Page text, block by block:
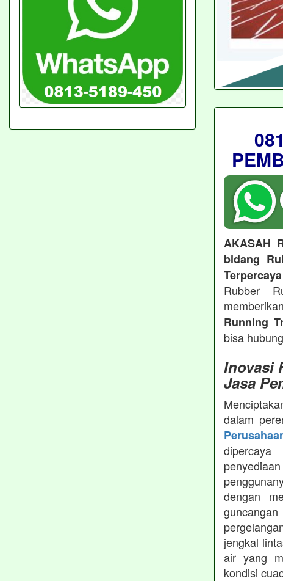
AKASAH
bidang
Rubber
Running
bisa
Inovasi
Jasa
dalam
dengan
jengkal
air yang
kondisi